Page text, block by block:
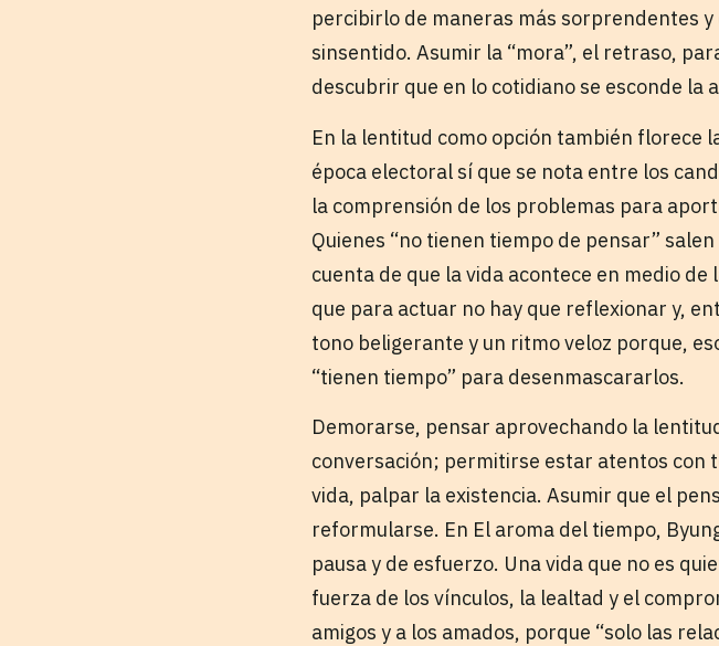
percibirlo de maneras más sorprendentes
sinsentido. Asumir la “mora”, el retraso,
descubrir que en lo cotidiano se esconde la
En la lentitud como opción también florece
época electoral sí que se nota entre los
la comprensión de los problemas para
Quienes “no tienen tiempo de pensar”
cuenta de que la vida acontece en medio
que para actuar no hay que reflexionar y,
tono beligerante y un ritmo veloz porque,
“tienen tiempo” para desenmascararlos.
Demorarse, pensar aprovechando la
conversación; permitirse estar atentos con
vida, palpar la existencia. Asumir que el
reformularse. En El aroma del tiempo,
pausa y de esfuerzo. Una vida que no es
fuerza de los vínculos, la lealtad y el
amigos y a los amados, porque “solo las